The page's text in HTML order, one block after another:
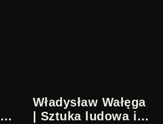
Władysław Wałęga
| Sztuka ludowa i